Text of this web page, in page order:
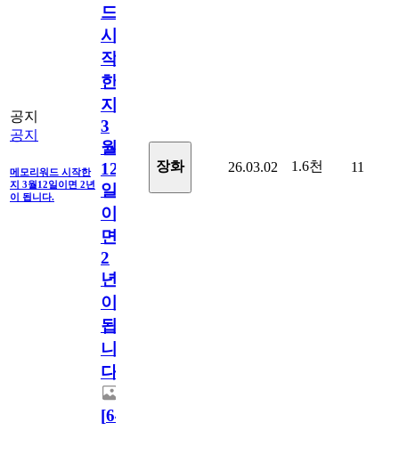
공지
공지
메모리워드 시작한
지 3월12일이면 2년
이 됩니다.
드
시
작
한
지
3
월
12
일
이
면
2
년
이
됩
니
다.
[64
장화 26.03.02 1.6천 11